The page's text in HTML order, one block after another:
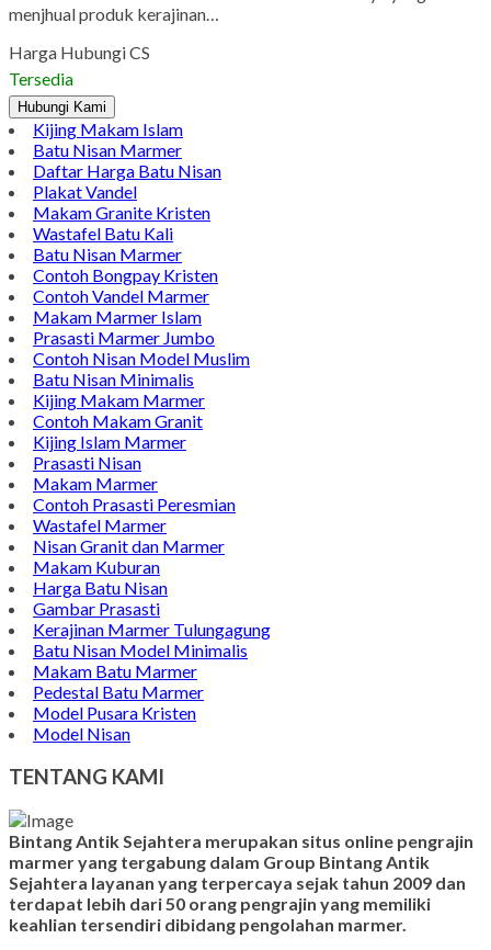
menjhual produk kerajinan…
Harga Hubungi CS
Tersedia
Hubungi Kami
Kijing Makam Islam
Batu Nisan Marmer
Daftar Harga Batu Nisan
Plakat Vandel
Makam Granite Kristen
Wastafel Batu Kali
Batu Nisan Marmer
Contoh Bongpay Kristen
Contoh Vandel Marmer
Makam Marmer Islam
Prasasti Marmer Jumbo
Contoh Nisan Model Muslim
Batu Nisan Minimalis
Kijing Makam Marmer
Contoh Makam Granit
Kijing Islam Marmer
Prasasti Nisan
Makam Marmer
Contoh Prasasti Peresmian
Wastafel Marmer
Nisan Granit dan Marmer
Makam Kuburan
Harga Batu Nisan
Gambar Prasasti
Kerajinan Marmer Tulungagung
Batu Nisan Model Minimalis
Makam Batu Marmer
Pedestal Batu Marmer
Model Pusara Kristen
Model Nisan
TENTANG KAMI
Bintang Antik Sejahtera merupakan situs online pengrajin
marmer yang tergabung dalam Group Bintang Antik
Sejahtera layanan yang terpercaya sejak tahun 2009 dan
terdapat lebih dari 50 orang pengrajin yang memiliki
keahlian tersendiri dibidang pengolahan marmer.